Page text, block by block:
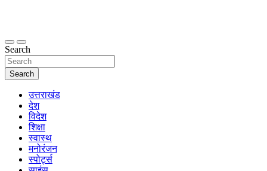
thetoptennews.com
Search
Search
उत्तराखंड
देश
विदेश
शिक्षा
स्वास्थ
मनोरंजन
स्पोर्ट्स